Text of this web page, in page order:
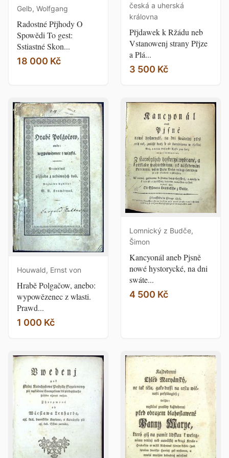
Gelb, Wolfgang
Radostné Přjhody O
Spowědi To gest:
Sstiastné Skon...
18 000 Kč
česká a uherská
královna
Přjdawek k Ržádu neb
Vstanowenj strany Přjze
a Plá...
3 500 Kč
Houwald, Ernst von
Hrabě Polgačow, anebo:
wypowězenec z wlasti.
Prawd...
1 000 Kč
Lomnický z Budče,
Šimon
Kancyonál aneb Pjsně
nowé hystorycké, na dni
swáte...
4 500 Kč